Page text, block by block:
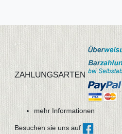
ZAHLUNGSARTEN
mehr Informationen
Besuchen sie uns auf